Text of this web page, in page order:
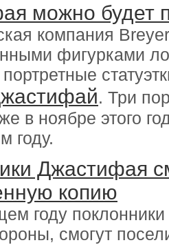
можно будет
компания
фигурками
. Три
в ноябре этого
году.
Джастифая
копию
году
смогут